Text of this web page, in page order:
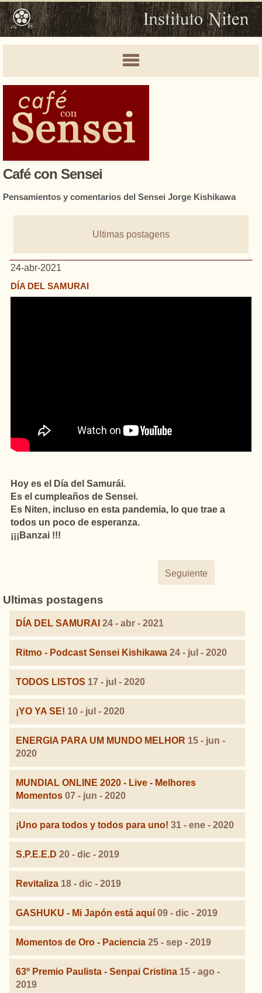
Café con Sensei
Pensamientos y comentarios del Sensei Jorge Kishikawa
Ultimas postagens
24-abr-2021
DÍA DEL SAMURAI
Hoy es el Día del Samurái.
Es el cumpleaños de Sensei.
Es Niten, incluso en esta pandemia, lo que trae a
todos un poco de esperanza.
¡¡¡Banzai !!!
Seguiente
Ultimas postagens
DÍA DEL SAMURAI 24 - abr - 2021
Ritmo - Podcast Sensei Kishikawa 24 - jul - 2020
TODOS LISTOS 17 - jul - 2020
¡YO YA SE! 10 - jul - 2020
ENERGIA PARA UM MUNDO MELHOR 15 - jun -
2020
MUNDIAL ONLINE 2020 - Live - Melhores
Momentos 07 - jun - 2020
¡Uno para todos y todos para uno! 31 - ene - 2020
S.P.E.E.D 20 - dic - 2019
Revitaliza 18 - dic - 2019
GASHUKU - Mi Japón está aquí 09 - dic - 2019
Momentos de Oro - Paciencia 25 - sep - 2019
63º Premio Paulista - Senpai Cristina 15 - ago -
2019